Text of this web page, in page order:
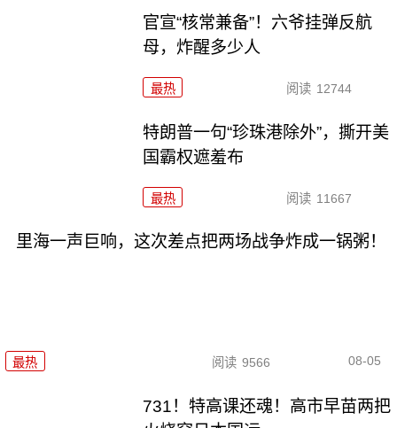
官宣“核常兼备”！六爷挂弹反航
母，炸醒多少人
最热 阅读 12744
特朗普一句“珍珠港除外”，撕开美
国霸权遮羞布
最热 阅读 11667
里海一声巨响，这次差点把两场战争炸成一锅粥！
最热 阅读 9566 08-05
731！特高课还魂！高市早苗两把